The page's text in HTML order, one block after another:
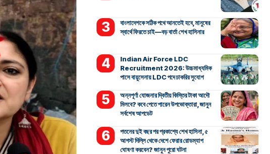
বাংলাদেশকে সঠিক পথে আনতেই হবে, মানুষের
স্বার্থে ফিরতে চাই—বড় বার্তা শেখ হাসিনার
Indian Air Force LDC
Recruitment 2026: উচ্চমাধ্যমিক
পাসে বায়ুসেনায় LDC পদে চাকরির সুযোগ
অন্নপূর্ণা যোজনার দ্বিতীয় কিস্তির টাকা আদৌ
মিলবে? কবে পেতে পারেন উপভোক্তারা, জানুন
সর্বশেষ আপডেট
পতনের দুই বছর পর প্রকাশ্যে শেখ হাসিনা, ৫
আগস্ট দিল্লি থেকে দেশে ফেরার রোডম্যাপ
ঘোষণা করবেন? জানুন পুরো ঘটনা